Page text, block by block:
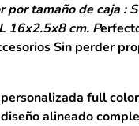
por tamaño de caja :
16x2.5x8 cm. P
Sin perder
full color
alineado